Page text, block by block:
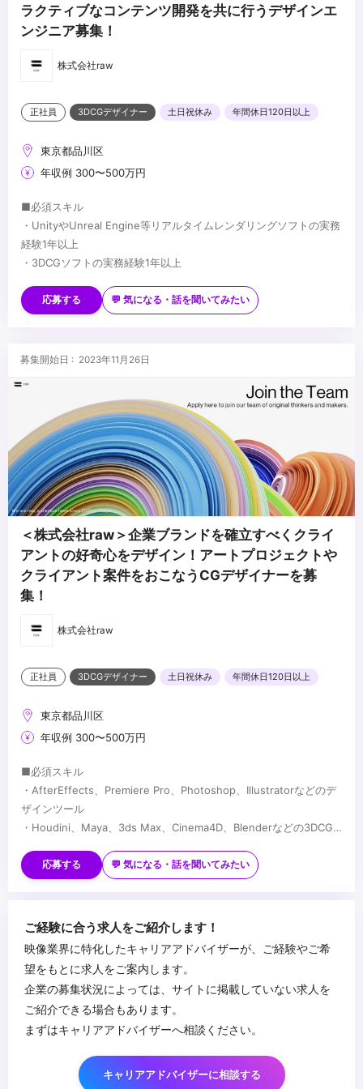
ラクティブなコンテンツ開発を共に行うデザインエ
ンジニア募集！
株式会社raw
正社員 3DCGデザイナー 土日祝休み 年間休日120日以上
東京都品川区
年収例 300〜500万円
■必須スキル
・UnityやUnreal Engine等リアルタイムレンダリングソフトの実務
経験1年以上
・3DCGソフトの実務経験1年以上
・クリエイティブ意欲が高く、向上意欲の高い方
・社内外のコミュニケーションを柔軟に対応できる方
応募する 💬 気になる・話を聞いてみたい
募集開始日 : 2023年11月26日
＜株式会社raw＞企業ブランドを確立すべくクライ
アントの好奇心をデザイン！アートプロジェクトや
クライアント案件をおこなうCGデザイナーを募
集！
株式会社raw
正社員 3DCGデザイナー 土日祝休み 年間休日120日以上
東京都品川区
年収例 300〜500万円
■必須スキル
・AfterEffects、Premiere Pro、Photoshop、Illustratorなどのデ
ザインツール
・Houdini、Maya、3ds Max、Cinema4D、Blenderなどの3DCG
・クリエイティブ意欲が高く、向上意欲の高い方
・社内外のコミュニケーションを柔軟に対応できる方
応募する 💬 気になる・話を聞いてみたい
ご経験に合う求人をご紹介します！
映像業界に特化したキャリアアドバイザーが、ご経験やご希
望をもとに求人をご案内します。
企業の募集状況によっては、サイトに掲載していない求人を
ご紹介できる場合もあります。
まずはキャリアアドバイザーへ相談ください。
キャリアアドバイザーに相談する